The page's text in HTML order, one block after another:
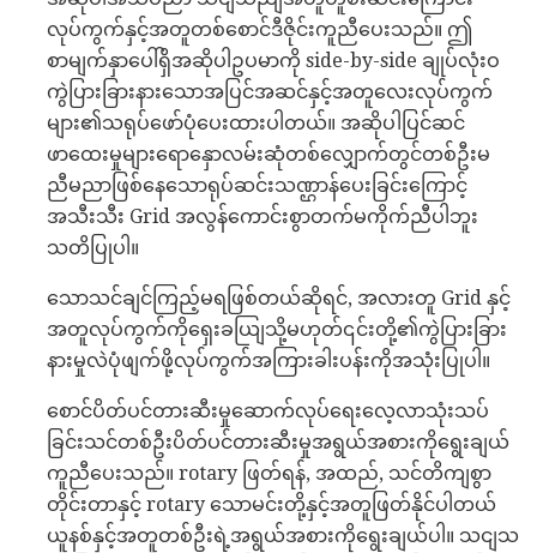
လုပ်ကွက်နှင့်အတူတစ်စောင်ဒီဇိုင်းကူညီပေးသည်။ ဤ
စာမျက်နှာပေါ်ရှိအဆိုပါဥပမာကို side-by-side ချုပ်လုံးဝ
ကွဲပြားခြားနားသောအပြင်အဆင်နှင့်အတူလေးလုပ်ကွက်
များ၏သရုပ်ဖော်ပုံပေးထားပါတယ်။ အဆိုပါပြင်ဆင်
ဖာထေးမှုများရောနှောလမ်းဆုံတစ်လျှောက်တွင်တစ်ဦးမ
ညီမညာဖြစ်နေသောရုပ်ဆင်းသဏ္ဌာန်ပေးခြင်းကြောင့်
အသီးသီး Grid အလွန်ကောင်းစွာတက်မကိုက်ညီပါဘူး
သတိပြုပါ။
သောသင်ချင်ကြည့်မရဖြစ်တယ်ဆိုရင်, အလားတူ Grid နှင့်
အတူလုပ်ကွက်ကိုရှေးခယျြသို့မဟုတ်၎င်းတို့၏ကွဲပြားခြား
နားမှုလဲပုံဖျက်ဖို့လုပ်ကွက်အကြားခါးပန်းကိုအသုံးပြုပါ။
စောင်ပိတ်ပင်တားဆီးမှုဆောက်လုပ်ရေးလေ့လာသုံးသပ်
ခြင်းသင်တစ်ဦးပိတ်ပင်တားဆီးမှုအရွယ်အစားကိုရွေးချယ်
ကူညီပေးသည်။ rotary ဖြတ်ရန်, အထည်, သင်တိကျစွာ
တိုင်းတာနှင့် rotary သောမင်းတို့နှင့်အတူဖြတ်နိုင်ပါတယ်
ယူနစ်နှင့်အတူတစ်ဦးရဲ့အရွယ်အစားကိုရွေးချယ်ပါ။ သငျသ